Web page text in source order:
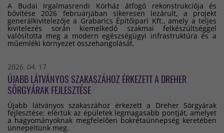
A Budai Irgalmasrendi Kórház átfogó rekonstrukciója és
bővítése 2026 februárjában sikeresen lezárult, a projekt
generálkivitelezője a Grabarics Építőipari Kft., amely a teljes
kivitelezés során kiemelkedő szakmai felkészültséggel
valósította meg a modern egészségügyi infrastruktúra és a
műemléki környezet összehangolását.
2026. 04. 17
ÚJABB LÁTVÁNYOS SZAKASZÁHOZ ÉRKEZETT A DREHER
SÖRGYÁRAK FEJLESZTÉSE
Újabb látványos szakaszához érkezett a Dreher Sörgyárak
fejlesztése: elértük az épületek legmagasabb pontját, amelyet
a hagyományoknak megfelelően bokrétaünnepség keretében
ünnepeltünk meg.